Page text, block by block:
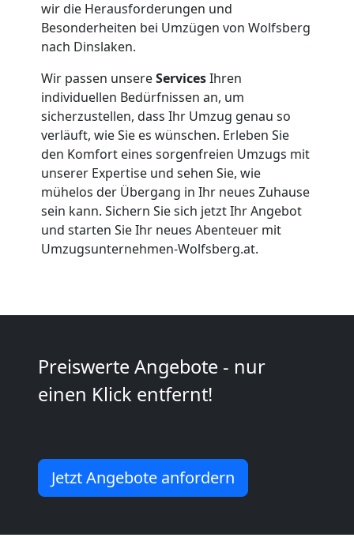
wir die Herausforderungen und
Besonderheiten bei Umzügen von Wolfsberg
nach Dinslaken.
Wir passen unsereServicesIhren
individuellen Bedürfnissen an, um
sicherzustellen, dass Ihr Umzug genau so
verläuft, wie Sie es wünschen. Erleben Sie
den Komfort eines sorgenfreien Umzugs mit
unserer Expertise und sehen Sie, wie
mühelos der Übergang in Ihr neues Zuhause
sein kann. Sichern Sie sich jetzt Ihr Angebot
und starten Sie Ihr neues Abenteuer mit
Umzugsunternehmen-Wolfsberg.at.
Preiswerte Angebote - nur
einen Klick entfernt!
Jetzt Angebote anfordern
Wolfsberg
Büroumzug
Wolfsberg
Expressumzug
Wolfsberg
Kleiner
Wolfsberg
Küchenumzug